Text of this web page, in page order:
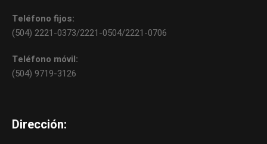
Teléfono fijos:
(504) 2221-0373/2221-0504/2221-0706
Teléfono móvil:
(504) 9719-3126
Dirección: